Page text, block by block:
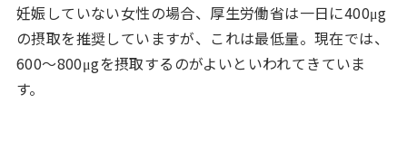
妊娠していない女性の場合、厚生労働省は一日に400μg
の摂取を推奨していますが、これは最低量。現在では、
600～800μgを摂取するのがよいといわれてきていま
す。